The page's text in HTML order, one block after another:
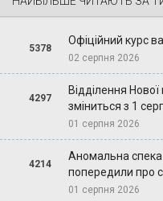
5378
Офіційний курс
02 серпня 2026
4297
Відділення
зміниться з 1
01 серпня 2026
4214
Аномальна спека
попередили про
01 серпня 2026